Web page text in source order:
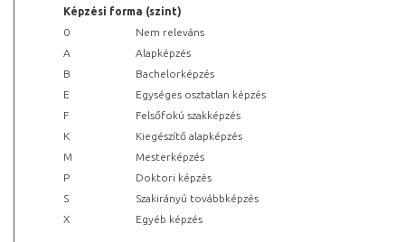
Képzési forma (szint)
0
Nem releváns
A
Alapképzés
B
Bachelorképzés
E
Egységes osztatlan képzés
F
Felsőfokú szakképzés
K
Kiegészítő alapképzés
M
Mesterképzés
P
Doktori képzés
S
Szakirányú továbbképzés
X
Egyéb képzés